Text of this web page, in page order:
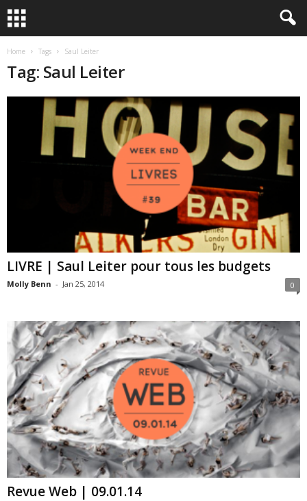
Home Tags Saul Leiter
Tag: Saul Leiter
LIVRE | Saul Leiter pour tous les budgets
Molly Benn - Jan 25, 2014 0
Revue Web | 09.01.14